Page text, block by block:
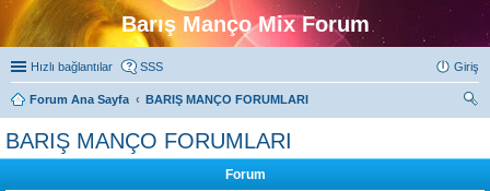
Barış Manço Mix Forum
Hızlı bağlantılar SSS Giriş
Forum Ana Sayfa
BARIŞ MANÇO FORUMLARI
BARIŞ MANÇO FORUMLARI
Forum